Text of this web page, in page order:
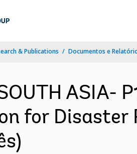
& Publications Documentos e
ASIA-
for Disaster